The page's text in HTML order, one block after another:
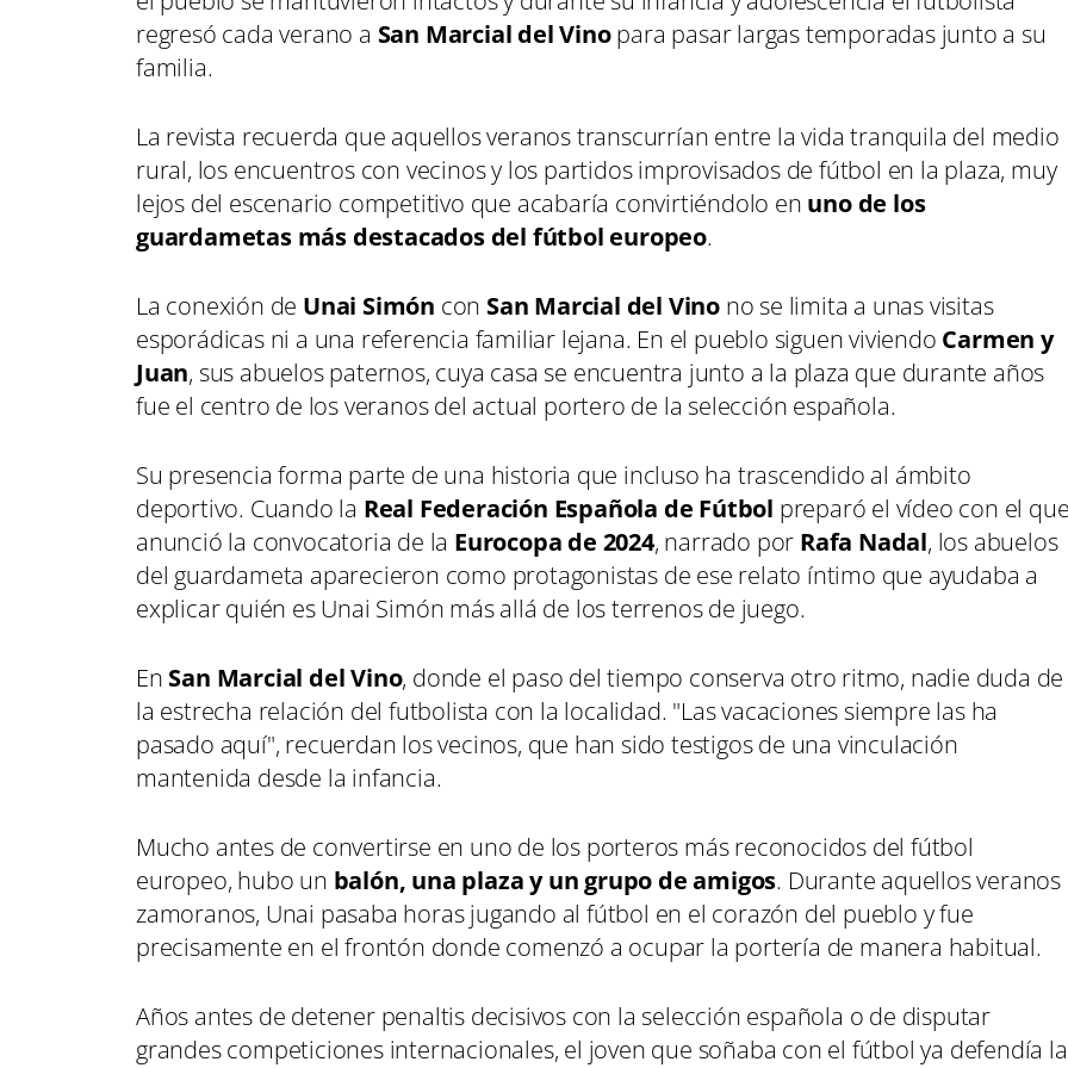
regresó cada verano a San Marcial del Vinopara pasar largas temporadas junto a su
familia.
La revista recuerda que aquellos veranos transcurrían entre la vida tranquila del medio
rural, los encuentros con vecinos y los partidos improvisados de fútbol en la plaza, muy
lejos del escenario competitivo que acabaría convirtiéndolo en uno de los
guardametas más destacados del fútbol europeo.
La conexión de Unai Simón con San Marcial del Vino no se limita a unas visitas
esporádicas ni a una referencia familiar lejana. En el pueblo siguen viviendo Carmen y
Juan, sus abuelos paternos, cuya casa se encuentra junto a la plaza que durante años
fue el centro de los veranos del actual portero de la selección española.
Su presencia forma parte de una historia que incluso ha trascendido al ámbito
deportivo. Cuando la Real Federación Española de Fútbol preparó el vídeo con el
anunció la convocatoria de la Eurocopa de 2024, narrado por Rafa Nadal, los abuelos
del guardameta aparecieron como protagonistas de ese relato íntimo que ayudaba a
explicar quién es Unai Simón más allá de los terrenos de juego.
En San Marcial del Vino, donde el paso del tiempo conserva otro ritmo, nadie duda de
la estrecha relación del futbolista con la localidad. "Las vacaciones siempre las ha
pasado aquí", recuerdan los vecinos, que han sido testigos de una vinculación
mantenida desde la infancia.
Mucho antes de convertirse en uno de los porteros más reconocidos del fútbol
europeo, hubo un balón, una plaza y un grupo de amigos. Durante aquellos veranos
zamoranos, Unai pasaba horas jugando al fútbol en el corazón del pueblo y fue
precisamente en el frontón donde comenzó a ocupar la portería de manera habitual.
Años antes de detener penaltis decisivos con la selección española o de disputar
grandes competiciones internacionales, el joven que soñaba con el fútbol ya defendía la